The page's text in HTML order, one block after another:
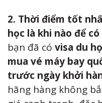
2. Thời điểm tốt
học là khi nào để
bạn đã có visa du
mua vé máy bay
trước ngày khởi
hãng hàng không